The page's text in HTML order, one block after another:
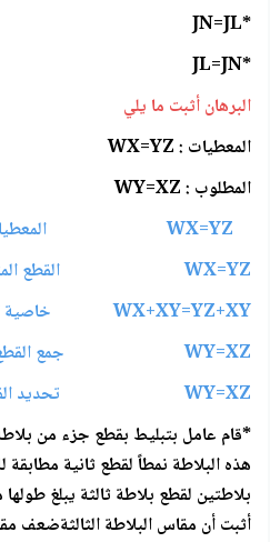
*JN=JL
*JL=JN
البرهان أثبت ما يلي
المعطيات : WX=YZ
المطلوب : WY=XZ
WX=YZ القطع المتطابقة
WX+XY=YZ+XY خاصية الجمع في المعادلة
WY=XZ جمع القطع المستقيمة
WY=XZ تحديد القطع المتطابقة
*قام عامل بتبليط بقطع جزء من
هذه البلاطة نمطاً لقطع ثانية
بلاطتين لقطع بلاطة ثالثة يبلغ
أثبت أن مقاس البلاطة الثالثةضعف